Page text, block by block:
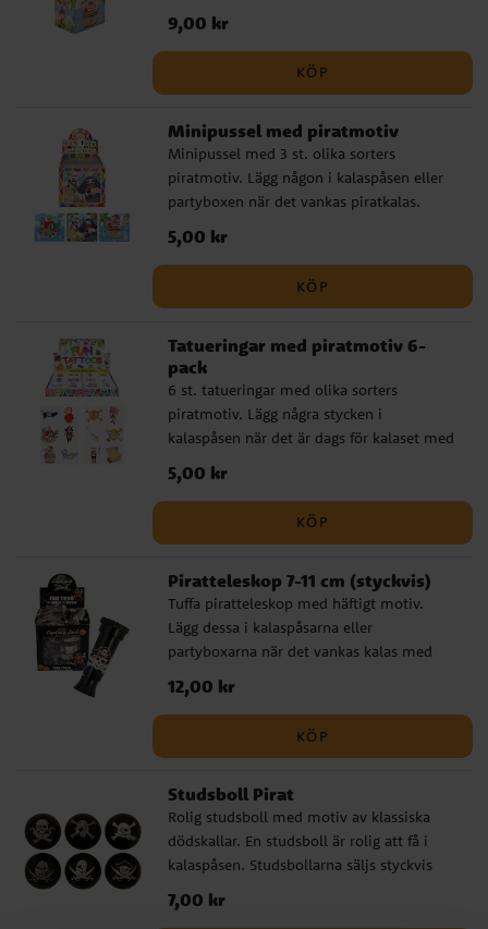
av kartong och viks enkelt ihop. Storlek
utan handtag: 15 cm lång, 10 cm bred och
12 cm hög. Partyboxarna säljs styckvis och
Pris:9,00 kr
9,00 kr
KÖP
Minipussel med piratmotiv
Minipussel med 3 st. olika sorters
piratmotiv. Lägg någon i kalaspåsen eller
partyboxen när det vankas piratkalas.
Pusslet är ca 12 x 13 cm stort och säljs
osorterade och styckvis.
Pris:5,00 kr
5,00 kr
KÖP
Tatueringar med piratmotiv 6-
pack
6 st. tatueringar med olika sorters
piratmotiv. Lägg några stycken i
kalaspåsen när det är dags för kalaset med
pirattema. Observera att tatueringarna
finns i två olika ark och säljs styckvis och
osorterade. Ta bort den klara filmen från
toppen av tatueringen och placera
papperet bakom tatueringen med vatten
och vänta ca 30 sekunder. Ta försiktigt
bort papperet så överförs bilden till
huden. Försvinner om några dagar. Kan tas
bort från huden med babyolja.
Pris:5,00 kr
5,00 kr
KÖP
Piratteleskop 7-11 cm (styckvis)
Tuffa piratteleskop med häftigt motiv.
Lägg dessa i kalaspåsarna eller
partyboxarna när det vankas kalas med
pirattema. Teleskopen är ca 7-11 cm stora
och säljs styckvis.
Pris:12,00 kr
12,00 kr
KÖP
Studsboll Pirat
Rolig studsboll med motiv av klassiska
dödskallar. En studsboll är rolig att få i
kalaspåsen. Studsbollarna säljs styckvis
osorterade. Priset avser 1 st.
Pris: 7,00 kr
7,00 kr